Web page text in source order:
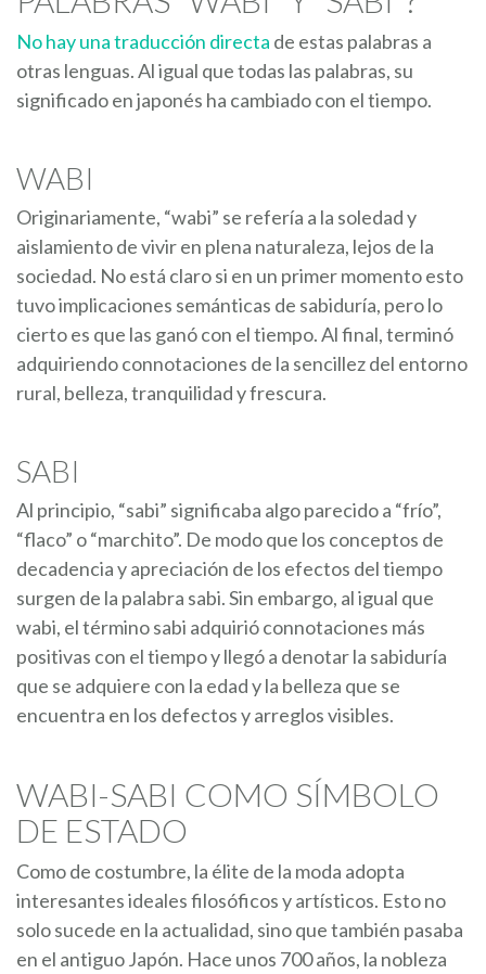
No hay una traducción directa de estas palabras a
otras lenguas. Al igual que todas las palabras, su
significado en japonés ha cambiado con el tiempo.
WABI
Originariamente, “wabi” se refería a la soledad y
aislamiento de vivir en plena naturaleza, lejos de la
sociedad. No está claro si en un primer momento esto
tuvo implicaciones semánticas de sabiduría, pero lo
cierto es que las ganó con el tiempo. Al final, terminó
adquiriendo connotaciones de la sencillez del entorno
rural, belleza, tranquilidad y frescura.
SABI
Al principio, “sabi” significaba algo parecido a “frío”,
“flaco” o “marchito”. De modo que los conceptos de
decadencia y apreciación de los efectos del tiempo
surgen de la palabra sabi. Sin embargo, al igual que
wabi, el término sabi adquirió connotaciones más
positivas con el tiempo y llegó a denotar la sabiduría
que se adquiere con la edad y la belleza que se
encuentra en los defectos y arreglos visibles.
WABI-SABI COMO SÍMBOLO
DE ESTADO
Como de costumbre, la élite de la moda adopta
interesantes ideales filosóficos y artísticos. Esto no
solo sucede en la actualidad, sino que también pasaba
en el antiguo Japón. Hace unos 700 años, la nobleza